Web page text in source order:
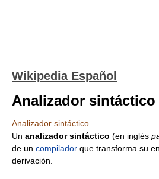
Wikipedia Español
Analizador sintáctico
Analizador sintáctico
Un analizador sintáctico (en inglés
de un compilador que transforma su
derivación.